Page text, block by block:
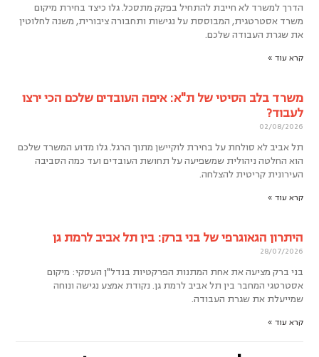
הדרך למשרד לא חייבת להתחיל בפקק מתסכל. גלו כיצד בחירת מיקום
משרד אסטרטגית, המבוססת על נגישות ותחבורה ציבורית, משנה לחלוטין
את שגרת העבודה שלכם.
קרא עוד »
משרד בלב הסיטי של ת"א: איפה העובדים שלכם הכי ירצו
לעבוד?
02/08/2026
תל אביב לא סולחת על בחירת לוקיישן מתוך הרגל. גלו מדוע המשרד שלכם
הוא החלטה ניהולית שמשפיעה על תחושת העובדים ועד כמה הסביבה
העירונית קריטית להצלחה.
קרא עוד »
היתרון הגאוגרפי של בני ברק: בין תל אביב לרמת גן
28/07/2026
בני ברק מציעה את אחת המתנות הפרקטיות בנדל"ן העסקי: מיקום
אסטרטגי המחבר בין תל אביב לרמת גן. נקודת אמצע נגישה ונוחה
שמייעלת את שגרת העבודה.
קרא עוד »